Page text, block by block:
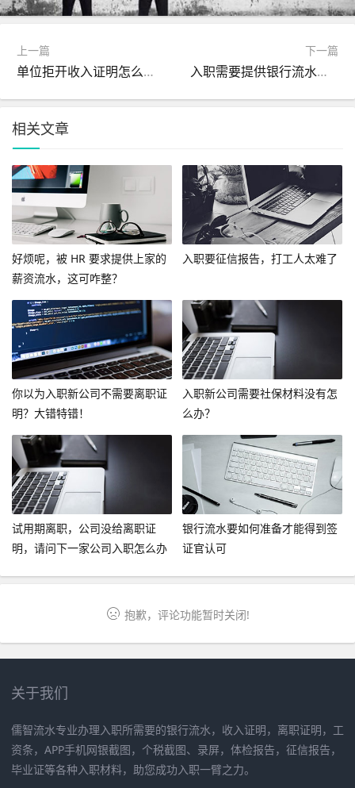
上一篇
单位拒开收入证明怎么办？
下一篇
入职需要提供银行流水怎么办
相关文章
好烦呢，被 HR 要求提供上家的
薪资流水，这可咋整？
入职要征信报告，打工人太难了
你以为入职新公司不需要离职证
明？大错特错！
入职新公司需要社保材料没有怎
么办？
试用期离职，公司没给离职证
明，请问下一家公司入职怎么办
银行流水要如何准备才能得到签
证官认可
抱歉，评论功能暂时关闭!
关于我们
儒智流水专业办理入职所需要的银行流水，收入证明，离职证明，工
资条，APP手机网银截图，个税截图、录屏，体检报告，征信报告，
毕业证等各种入职材料，助您成功入职一臂之力。